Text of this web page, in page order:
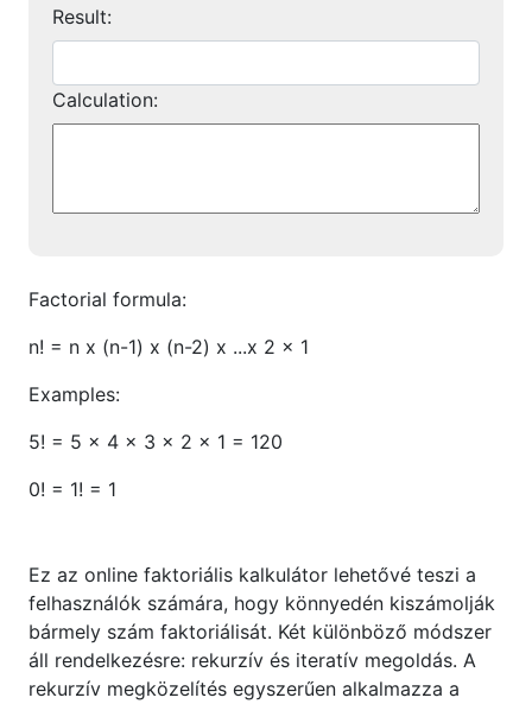
Result:
Calculation:
Factorial formula:
n! = n x (n-1) x (n-2) x ...x 2 x 1
Examples:
5! = 5 x 4 x 3 x 2 x 1 = 120
0! = 1! = 1
Ez az online faktoriális kalkulátor lehetővé teszi a
felhasználók számára, hogy könnyedén kiszámolják
bármely szám faktoriálisát. Két különböző módszer
áll rendelkezésre: rekurzív és iteratív megoldás. A
rekurzív megközelítés egyszerűen alkalmazza a